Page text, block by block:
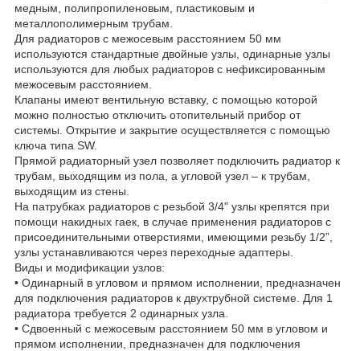
медным, полипропиленовым, пластиковым и
металлополимерным трубам.
Для радиаторов с межосевым расстоянием 50 мм
используются стандартные двойные узлы, одинарные узлы
используются для любых радиаторов с нефиксированным
межосевым расстоянием.
Клапаны имеют вентильную вставку, с помощью которой
можно полностью отключить отопительный прибор от
системы. Открытие и закрытие осуществляется с помощью
ключа типа SW.
Прямой радиаторный узел позволяет подключить радиатор к
трубам, выходящим из пола, а угловой узел – к трубам,
выходящим из стены.
На патрубках радиаторов с резьбой 3/4" узлы крепятся при
помощи накидных гаек, в случае применения радиаторов с
присоединительными отверстиями, имеющими резьбу 1/2”,
узлы устанавливаются через переходные адаптеры.
Виды и модификации узлов:
• Одинарный в угловом и прямом исполнении, предназначен
для подключения радиаторов к двухтрубной системе. Для 1
радиатора требуется 2 одинарных узла.
• Сдвоенный с межосевым расстоянием 50 мм в угловом и
прямом исполнении, предназначен для подключения